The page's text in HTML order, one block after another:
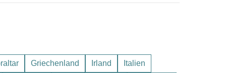
Griechenland Irland Italien